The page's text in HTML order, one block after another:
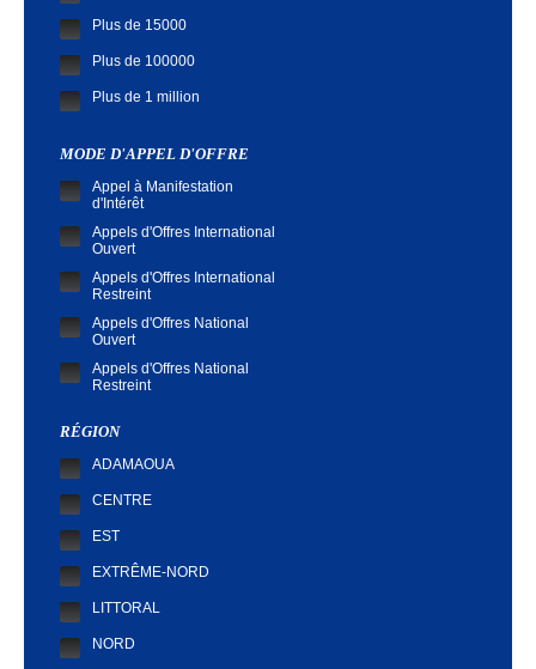
Plus de 15000
Plus de 100000
Plus de 1 million
MODE D'APPEL D'OFFRE
Appel à Manifestation
d'Intérêt
Appels d'Offres International
Ouvert
Appels d'Offres International
Restreint
Appels d'Offres National
Ouvert
Appels d'Offres National
Restreint
RÉGION
ADAMAOUA
CENTRE
EST
EXTRÊME-NORD
LITTORAL
NORD